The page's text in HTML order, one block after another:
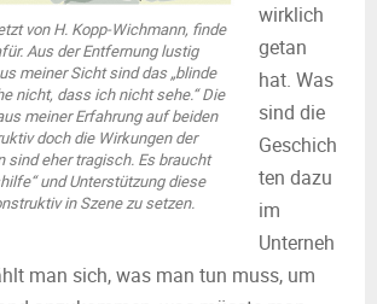
von H. Kopp-Wichmann, finde
Aus der Entfernung lustig
meiner Sicht sind das „blinde
nicht, dass ich nicht sehe.“ Die
meiner Erfahrung auf beiden
doch die Wirkungen der
sind eher tragisch. Es braucht
und Unterstützung diese
in Szene zu setzen.
wirklich
getan
hat. Was
sind die
Geschich
ten dazu
im
Unterneh
man sich, was man tun muss, um